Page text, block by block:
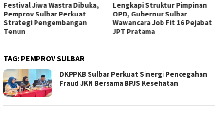
Lengkapi Struktur Pimpinan
OPD, Gubernur Sulbar
Wawancara Job Fit 16 Pejabat
Awali Penghunian
Doa, Wagub Sulbar
Tinggali Rujab Hasil
TAG: PEMPROV SULBAR
DKPPKB Sulbar Perkuat Sinergi Pencegahan
Fraud JKN Bersama BPJS Kesehatan